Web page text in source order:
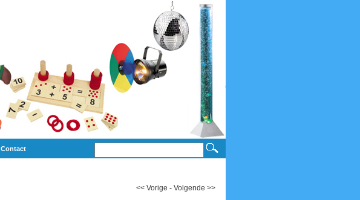
Contact
<< Vorige - Volgende >>